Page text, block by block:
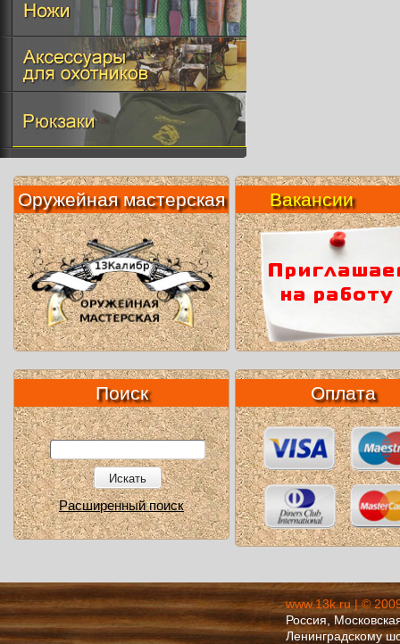
Оружейная мастерская Вакансии
Поиск
Искать
Расширенный поиск
Оплата
www.13k.ru | ©
Россия,
Ленинградскому